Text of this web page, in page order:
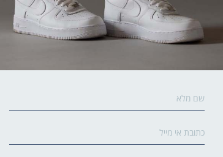
מהחנות
ארכיון
עלינו